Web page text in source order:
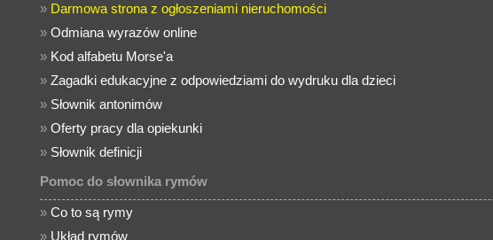
» Darmowa strona z ogłoszeniami nieruchomości
»Odmiana wyrazów online
» Kod alfabetu Morse'a
»Zagadki edukacyjne z odpowiedziami do wydruku dla dzieci
» Słownik antonimów
»Oferty pracy dla opiekunki
» Słownik definicji
Pomoc do słownika rymów
»Co to są rymy
» Układ rymów